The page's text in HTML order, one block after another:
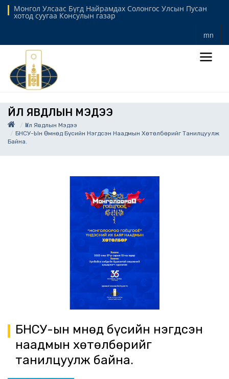
Монгол Улсаас Бүгд Найрамдах Солонгос Улсын Пусан
хотод суугаа Консулын газар
mn
ҮЙЛ ЯВДЛЫН МЭДЭЭ
Үйл Явдлын Мэдээ
БНСУ-Ын Өмнөд Бүсийн Нэгдсэн Наадмын Хөтөлбөрийг Танилцуулж
Байна.
БНСУ-ын Өмнөд бүсийн нэгдсэн
наадмын хөтөлбөрийг
танилцуулж байна.